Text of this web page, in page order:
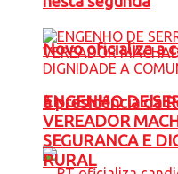
Novo oficializa a
à presidência da
ENGENHO DE
VEREADOR
SEGURANCA E
RURAL